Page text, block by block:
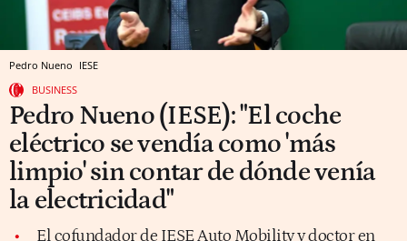
Pedro Nueno IESE
BUSINESS
Pedro Nueno (IESE): "El coche
eléctrico se vendía como 'más
limpio' sin contar de dónde venía
la electricidad"
El cofundador de IESE Auto Mobility y doctor en